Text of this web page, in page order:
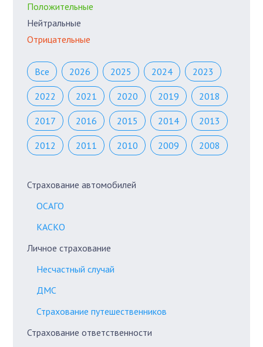
Положительные
Нейтральные
Отрицательные
Все 2026 2025 2024 2023
2022 2021 2020 2019 2018
2017 2016 2015 2014 2013
2012 2011 2010 2009 2008
Страхование автомобилей
ОСАГО
КАСКО
Личное страхование
Несчастный случай
ДМС
Страхование путешественников
Страхование ответственности